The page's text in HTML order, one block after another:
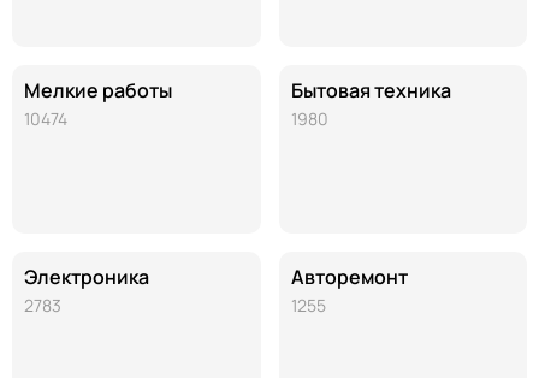
Мелкие работы
10474
Электроника
2783
Бытовая техника
1980
Авторемонт
1255